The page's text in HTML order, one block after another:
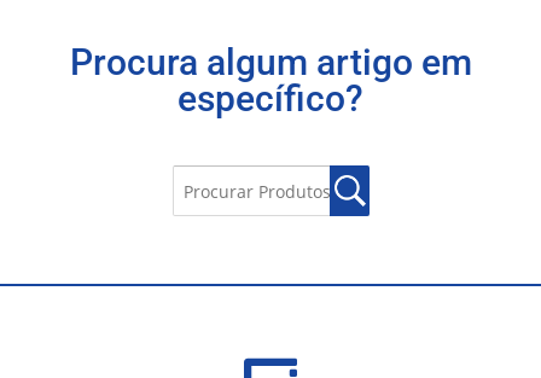
Procura algum artigo em
específico?